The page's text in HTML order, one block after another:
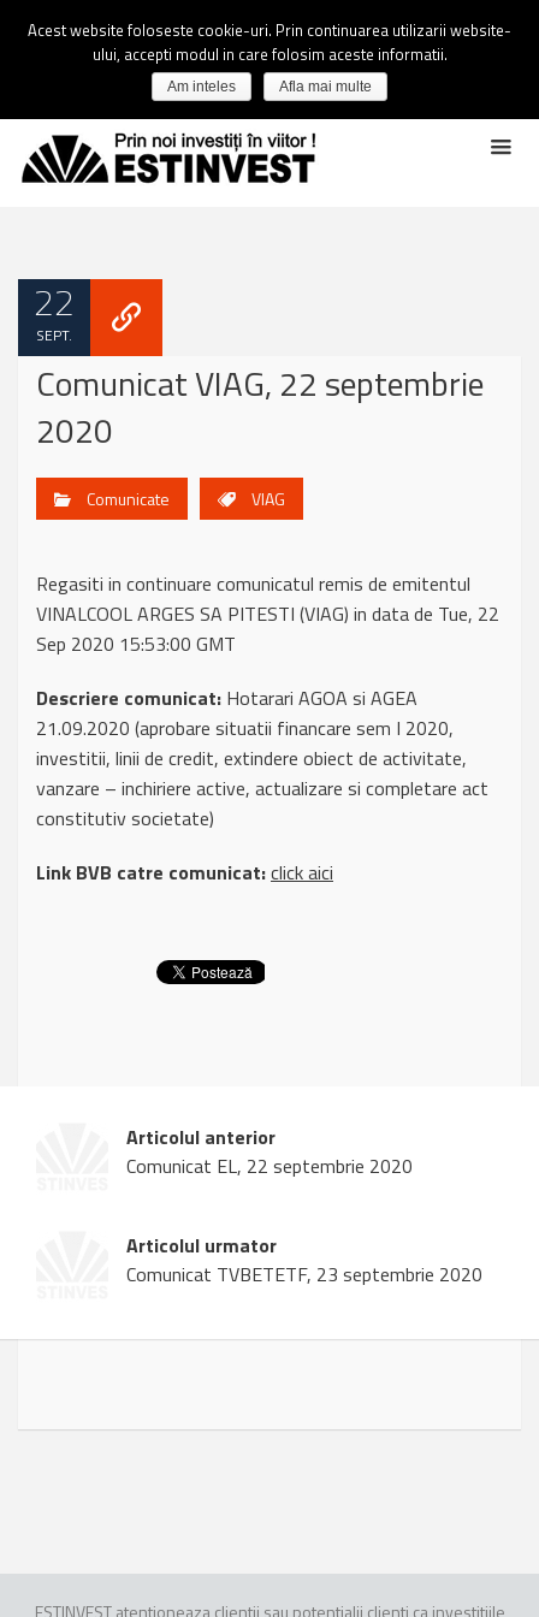
22
SEPT.
Comunicat VIAG, 22 septembrie
2020
Comunicate VIAG
Regasiti in continuare comunicatul remis de emitentul
VINALCOOL ARGES SA PITESTI (VIAG) in data de Tue, 22
Sep 2020 15:53:00 GMT
Descriere comunicat: Hotarari AGOA si AGEA
21.09.2020 (aprobare situatii financare sem I 2020,
investitii, linii de credit, extindere obiect de activitate,
vanzare – inchiriere active, actualizare si completare act
constitutiv societate)
Link BVB catre comunicat:click aici
Articolul anterior
Comunicat EL, 22 septembrie 2020
Articolul urmator
Comunicat TVBETETF, 23 septembrie 2020
ESTINVEST atentioneaza clientii sau potentialii clienti ca investitiile
Acest website foloseste cookie-uri. Prin continuarea utilizarii website-
ului, accepti modul in care folosim aceste informatii.
Am inteles Afla mai multe